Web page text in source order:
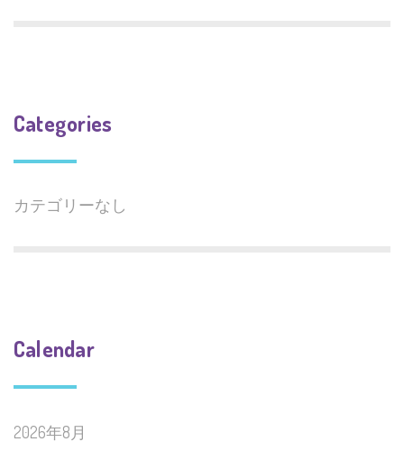
Categories
カテゴリーなし
Calendar
2026年8月